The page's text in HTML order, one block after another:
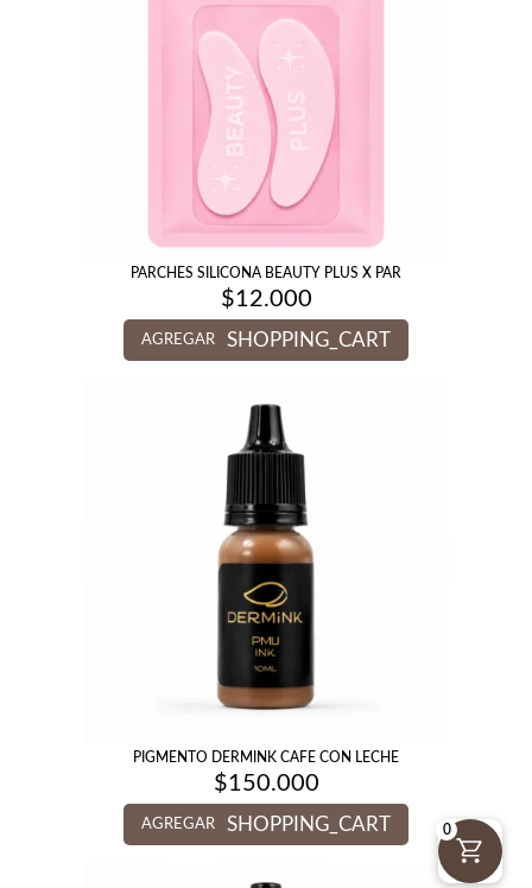
PARCHES SILICONA BEAUTY PLUS X PAR
$12.000
AGREGAR SHOPPING_CART
PIGMENTO DERMINK CAFE CON LECHE
$150.000
AGREGAR SHOPPING_CART 0